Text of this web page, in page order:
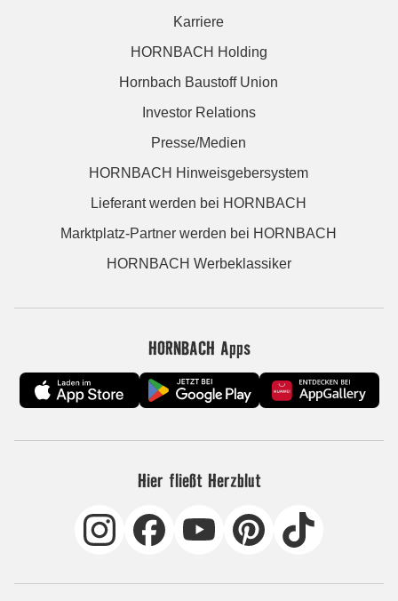
Karriere
HORNBACH Holding
Hornbach Baustoff Union
Investor Relations
Presse/Medien
HORNBACH Hinweisgebersystem
Lieferant werden bei HORNBACH
Marktplatz-Partner werden bei HORNBACH
HORNBACH Werbeklassiker
HORNBACH Apps
Hier fließt Herzblut